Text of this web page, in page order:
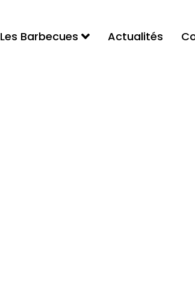
Les Barbecues Actualités